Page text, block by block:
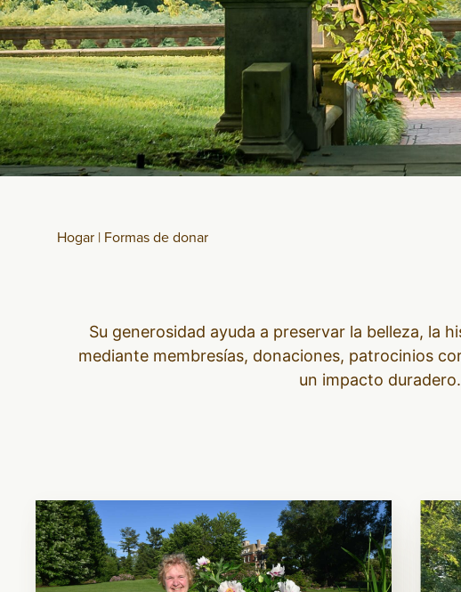
Hogar | Formas de donar
Su generosidad ayuda a preservar la belleza, la
mediante membresías, donaciones, patrocinios
un impacto